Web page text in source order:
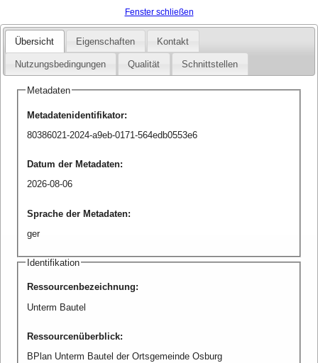
Fenster schließen
Übersicht Eigenschaften Kontakt
Nutzungsbedingungen Qualität Schnittstellen
Metadaten
Metadatenidentifikator:
80386021-2024-a9eb-0171-564edb0553e6
Datum der Metadaten:
2026-08-06
Sprache der Metadaten:
ger
Identifikation
Ressourcenbezeichnung:
Unterm Bautel
Ressourcenüberblick:
BPlan Unterm Bautel der Ortsgemeinde Osburg